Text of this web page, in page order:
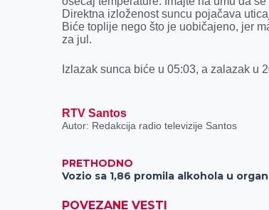
Direktna izloženost suncu pojačava
Biće toplije nego što je uobičajeno, jer
za jul.
Izlazak sunca biće u 05:03, a zalazak u
RTV Santos
Autor: Redakcija radio televizije Santos
PRETHODNO
Vozio sa 1,86 promila alkohola u
POVEZANE VESTI